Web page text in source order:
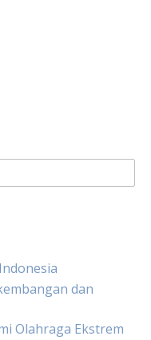
dan
Olahraga Ekstrem